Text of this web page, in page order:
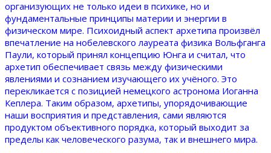
организующих не только идеи в психике, но и
фундаментальные принципы материи и энергии в
физическом мире. Психоидный аспект архетипа произвёл
впечатление на нобелевского лауреата физика Вольфганга
Паули, который принял концепцию Юнга и считал, что
архетип обеспечивает связь между физическими
явлениями и сознанием изучающего их учёного. Это
перекликается с позицией немецкого астронома Иоганна
Кеплера. Таким образом, архетипы, упорядочивающие
наши восприятия и представления, сами являются
продуктом объективного порядка, который выходит за
пределы как человеческого разума, так и внешнего мира.